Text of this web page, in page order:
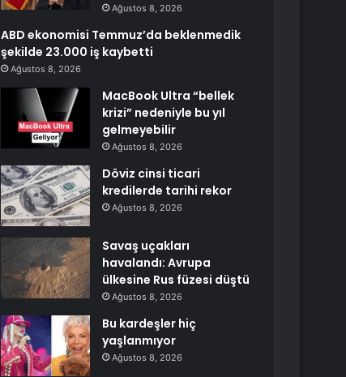
Ağustos 8, 2026
ABD ekonomisi Temmuz’da beklenmedik
şekilde 23.000 iş kaybetti
Ağustos 8, 2026
MacBook Ultra “bellek
krizi” nedeniyle bu yıl
gelmeyebilir
Ağustos 8, 2026
Döviz cinsi ticari
kredilerde tarihi rekor
Ağustos 8, 2026
Savaş uçakları
havalandı: Avrupa
ülkesine Rus füzesi düştü
Ağustos 8, 2026
Bu kardeşler hiç
yaşlanmıyor
Ağustos 8, 2026